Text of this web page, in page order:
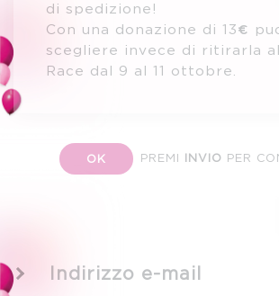
di spedizione!
Con una donazione di 13€
scegliere invece di ritirarla
Race dal 9 al 11 ottobre.
OK PREMI INVIO PER
Indirizzo e-mail